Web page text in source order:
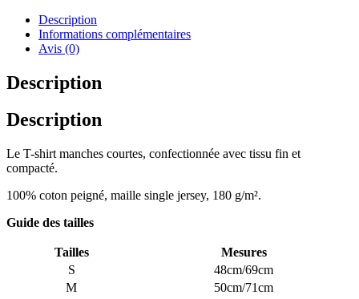
Description
Informations complémentaires
Avis (0)
Description
Description
Le T-shirt manches courtes, confectionnée avec tissu fin et
compacté.
100% coton peigné, maille single jersey, 180 g/m².
Guide des tailles
Tailles
Mesures
S
48cm/69cm
M
50cm/71cm